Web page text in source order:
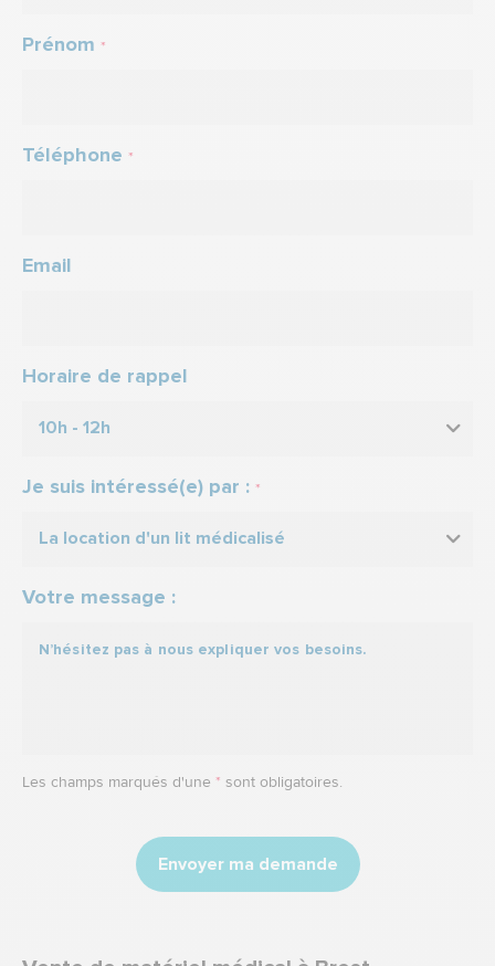
*
Prénom
*
Téléphone
Email
Horaire de rappel
10h - 12h
*
Je suis intéressé(e) par :
La location d'un lit médicalisé
Votre message :
Les champs marqués d'une * sont obligatoires.
Envoyer ma demande